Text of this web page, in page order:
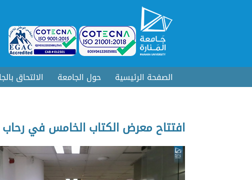
الصفحة الرئيسية حول الجامعة الالتحاق
افتتاح معرض الكتاب الخامس في رحاب